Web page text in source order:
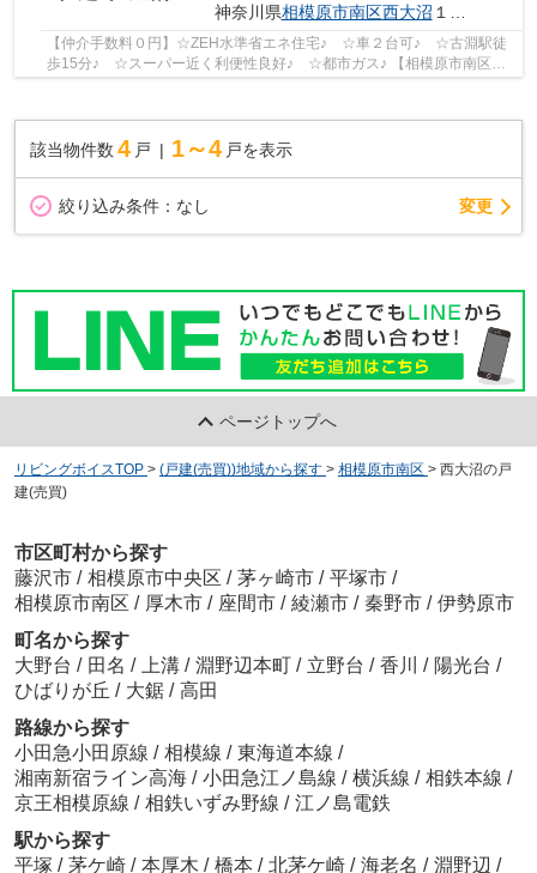
神奈川県相模原市南区西大沼 １丁目
【仲介手数料０円】☆ZEH水準省エネ住宅♪ ☆車２台可♪ ☆古淵駅徒
歩15分♪ ☆スーパー近く利便性良好♪ ☆都市ガス♪ 【相模原市南区の
該当物件数 4 戸 1～4 戸を表示
絞り込み条件： なし 変更
ページトップへ
リビングボイスTOP > (戸建(売買))地域から探す > 相模原市南区 > 西大沼の戸
建(売買)
市区町村から探す
藤沢市 / 相模原市中央区 / 茅ヶ崎市 / 平塚市 /
相模原市南区 / 厚木市 / 座間市 / 綾瀬市 / 秦野市 / 伊勢原市
町名から探す
大野台 / 田名 / 上溝 / 淵野辺本町 / 立野台 / 香川 / 陽光台 /
ひばりが丘 / 大鋸 / 高田
路線から探す
小田急小田原線 / 相模線 / 東海道本線 /
湘南新宿ライン高海 / 小田急江ノ島線 / 横浜線 / 相鉄本線 /
京王相模原線 / 相鉄いずみ野線 / 江ノ島電鉄
駅から探す
平塚 / 茅ケ崎 / 本厚木 / 橋本 / 北茅ケ崎 / 海老名 / 淵野辺 /